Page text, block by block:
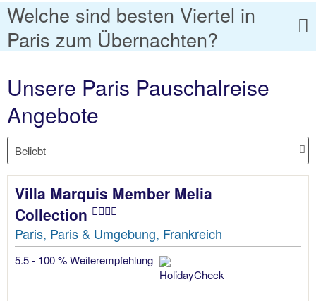
Welche sind besten Viertel in
Paris zum Übernachten?
Unsere Paris Pauschalreise
Angebote
Villa Marquis Member Melia
Collection
Paris, Paris & Umgebung, Frankreich
5.5 - 100 % Weiterempfehlung